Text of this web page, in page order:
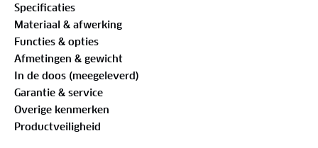
laptopvak
overslag die sluit met zowel een rits als een gesp.
Gemaakt vanwaterproof materiaal
spullen droog blijven, ongeacht het weer.
Afmetingen:52 cm hoogte x 40 cm breedte.
Kenmerken
Specificaties
Materiaal & afwerking
Functies & opties
Afmetingen & gewicht
In de doos (meegeleverd)
Garantie & service
Overige kenmerken
Productveiligheid